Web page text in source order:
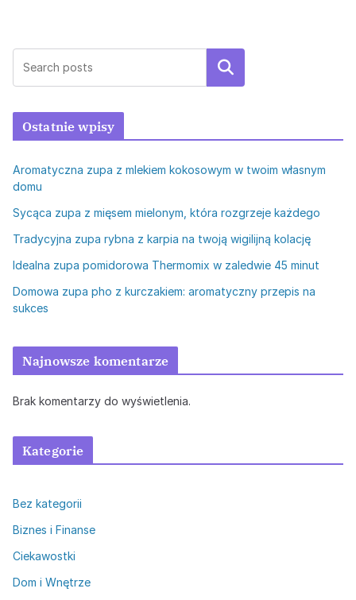
Szukaj
Ostatnie wpisy
Aromatyczna zupa z mlekiem kokosowym w twoim własnym
domu
Sycąca zupa z mięsem mielonym, która rozgrzeje każdego
Tradycyjna zupa rybna z karpia na twoją wigilijną kolację
Idealna zupa pomidorowa Thermomix w zaledwie 45 minut
Domowa zupa pho z kurczakiem: aromatyczny przepis na
sukces
Najnowsze komentarze
Brak komentarzy do wyświetlenia.
Kategorie
Bez kategorii
Biznes i Finanse
Ciekawostki
Dom i Wnętrze